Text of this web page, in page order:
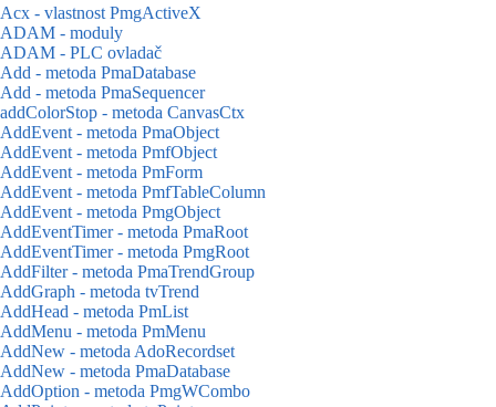
Acx - vlastnost PmgActiveX
ADAM - moduly
ADAM - PLC ovladač
Add - metoda PmaDatabase
Add - metoda PmaSequencer
addColorStop - metoda CanvasCtx
AddEvent - metoda PmaObject
AddEvent - metoda PmfObject
AddEvent - metoda PmForm
AddEvent - metoda PmfTableColumn
AddEvent - metoda PmgObject
AddEventTimer - metoda PmaRoot
AddEventTimer - metoda PmgRoot
AddFilter - metoda PmaTrendGroup
AddGraph - metoda tvTrend
AddHead - metoda PmList
AddMenu - metoda PmMenu
AddNew - metoda AdoRecordset
AddNew - metoda PmaDatabase
AddOption - metoda PmgWCombo